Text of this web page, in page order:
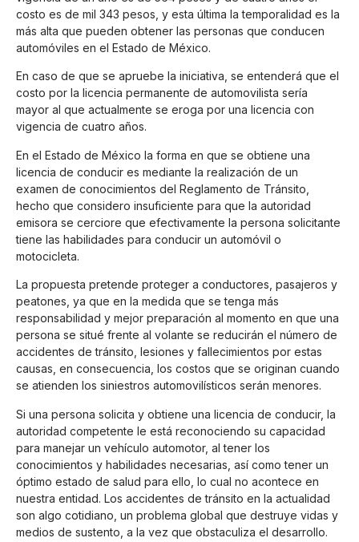
costo es de mil 343 pesos, y esta última la temporalidad es la
más alta que pueden obtener las personas que conducen
automóviles en el Estado de México.
En caso de que se apruebe la iniciativa, se entenderá que el
costo por la licencia permanente de automovilista sería
mayor al que actualmente se eroga por una licencia con
vigencia de cuatro años.
En el Estado de México la forma en que se obtiene una
licencia de conducir es mediante la realización de un
examen de conocimientos del Reglamento de Tránsito,
hecho que considero insuficiente para que la autoridad
emisora se cerciore que efectivamente la persona solicitante
tiene las habilidades para conducir un automóvil o
motocicleta.
La propuesta pretende proteger a conductores, pasajeros y
peatones, ya que en la medida que se tenga más
responsabilidad y mejor preparación al momento en que una
persona se situé frente al volante se reducirán el número de
accidentes de tránsito, lesiones y fallecimientos por estas
causas, en consecuencia, los costos que se originan cuando
se atienden los siniestros automovilísticos serán menores.
Si una persona solicita y obtiene una licencia de conducir, la
autoridad competente le está reconociendo su capacidad
para manejar un vehículo automotor, al tener los
conocimientos y habilidades necesarias, así como tener un
óptimo estado de salud para ello, lo cual no acontece en
nuestra entidad. Los accidentes de tránsito en la actualidad
son algo cotidiano, un problema global que destruye vidas y
medios de sustento, a la vez que obstaculiza el desarrollo.